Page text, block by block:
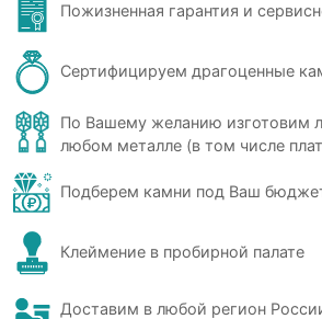
Пожизненная гарантия и
Сертифицируем драгоценные
По Вашему желанию изготовим
любом металле (в том числе
Подберем камни под Ваш
Клеймение в пробирной палате
Доставим в любой регион